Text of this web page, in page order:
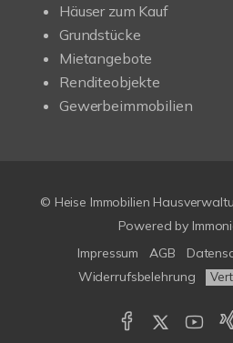
Häuser zum Kauf
Grundstücke
Mietangebote
Renditeobjekte
Gewerbeimmobilien
© Heise Immobilien
Powered by
Impressum
AGB
Widerrufsbelehrung